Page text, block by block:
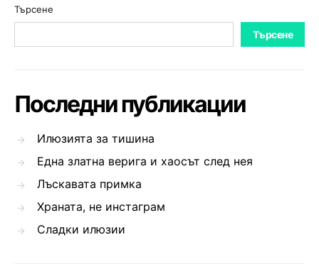
Търсене
Търсене
Последни публикации
Илюзията за тишина
Една златна верига и хаосът след нея
Лъскавата примка
Храната, не инстаграм
Сладки илюзии